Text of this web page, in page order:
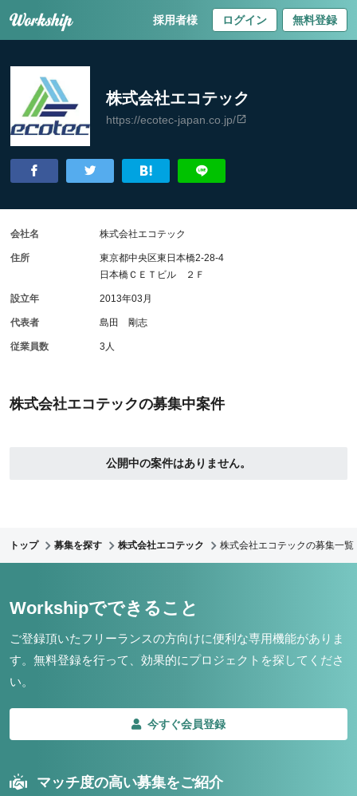
採用者様 ログイン 無料登録
株式会社エコテック
https://ecotec-japan.co.jp/
株式会社エコテックの募集中案件
公開中の案件はありません。
会社名 株式会社エコテック
住所
東京都中央区東日本橋2-28-4
日本橋ＣＥＴビル ２Ｆ
設立年 2013年03月
代表者 島田 剛志
従業員数 3人
トップ 募集を探す 株式会社エコテック 株式会社エコテックの募集一覧
Workshipでできること
ご登録頂いたフリーランスの方向けに便利な専用機能がありま
す。 無料登録を行って、効果的にプロジェクトを探してくださ
い。
今すぐ会員登録
マッチ度の高い募集をご紹介